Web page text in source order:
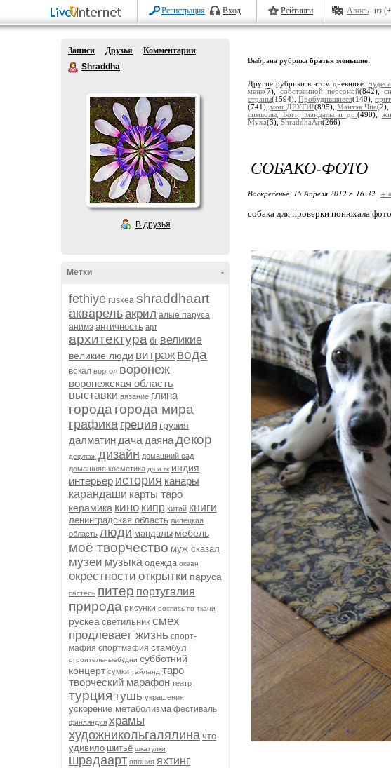
Регистрация Вход Рейтинги Авось из
Записи Друзья
Комментарии
Shraddha
В друзья
-
Метки
fethiye ruskea shraddhaart
акварельакрил алые паруса
анимэ античность арт
архитектура бг великие
великие люди витраж вода
вокал воргол воронеж
воронежская область
выставки вязание глина
города города мира
графика греция грузия
далматин дача даянадекор
декупаж дизайн домашний сад
домашняя косметика дч и гк индия
интерьер история канары
карандаши карты таро
керамика кино кипр китай книги
ленинградская область липецкая
область люди мандалы мебель
моё творчество муж сказал
музеи музыка одежда океан
окрестности открытки паруса
пастель питер португалия
природа рисунки роспись по ткани
рускеа светильник смех
продлевает жизнь спорт-
мафия спортмафия стамбул
строительныебудни субботний
концерт сумки тайланд таро
творческий марафон театр
турция тушь украшения
ускорение метаболизма фестиваль
финляндия храмы
художникольгалялина что
удивило шитьё шкатулки
шрадаарт япония яхтинг
Выбрана рубрика братья меньшие
Другие рубрики в этом дневнике:
меня(7), собственной персоной(842),
страны(1594),Пробудившиеся(140),
(741),мои ДРУГИ!(895), Мантэк Чиа(2),
символы, Боги, мандалы и др. (490),
Муха(3), ShraddhaArt(266)
СОБАКО-ФОТО
Воскресенье, 15 Апреля 2012 г. 16:32 +
собака для проверки понюхала